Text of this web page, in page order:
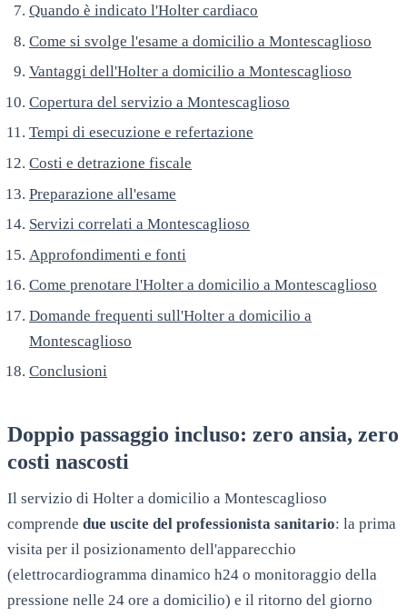
Quando è indicato l'Holter cardiaco
Come si svolge l'esame a domicilio a Montescaglioso
Vantaggi dell'Holter a domicilio a Montescaglioso
Copertura del servizio a Montescaglioso
Tempi di esecuzione e refertazione
Costi e detrazione fiscale
Preparazione all'esame
Servizi correlati a Montescaglioso
Approfondimenti e fonti
Come prenotare l'Holter a domicilio a Montescaglioso
Domande frequenti sull'Holter a domicilio a
Montescaglioso
Conclusioni
Doppio passaggio incluso: zero ansia, zero
costi nascosti
Il servizio di Holter a domicilio a Montescaglioso
comprende due uscite del professionista sanitario: la prima
visita per il posizionamento dell'apparecchio
(elettrocardiogramma dinamico h24 o monitoraggio della
pressione nelle 24 ore a domicilio) e il ritorno del giorno